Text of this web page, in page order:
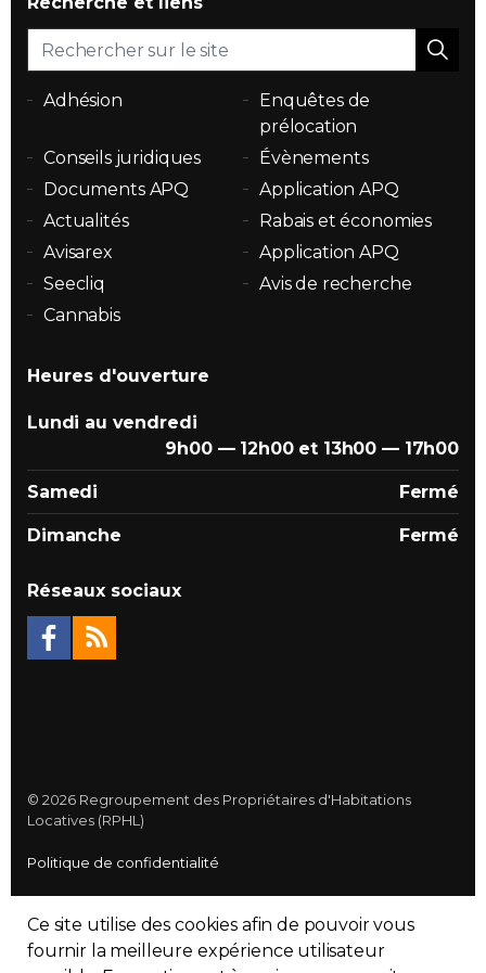
Adhésion
Enquêtes de
prélocation
Conseils juridiques
Évènements
Documents APQ
Application APQ
Actualités
Rabais et économies
Avisarex
Application APQ
Seecliq
Avis de recherche
Cannabis
Heures d'ouverture
Lundi au vendredi
9h00 — 12h00 et 13h00 — 17h00
Samedi Fermé
Dimanche Fermé
Réseaux sociaux
© 2026 Regroupement des Propriétaires d'Habitations
Locatives (RPHL)
Politique de confidentialité
Made withuSkinned
Ce site utilise des cookies afin de pouvoir vous
fournir la meilleure expérience utilisateur